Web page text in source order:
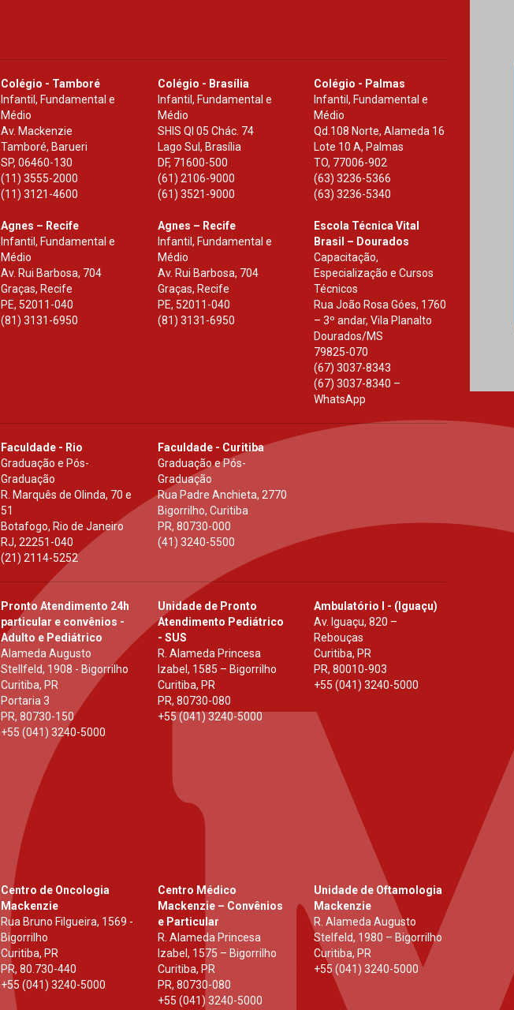
Colégio - Tamboré
Infantil, Fundamental e
Médio
Av. Mackenzie
Tamboré, Barueri
SP,06460-130
(11) 3555-2000
(11) 3121-4600
Colégio - Brasília
Infantil, Fundamental e
Médio
SHIS Ql 05 Chác. 74
Lago Sul, Brasília
DF, 71600-500
(61) 2106-9000
(61) 3521-9000
Colégio - Palmas
Infantil, Fundamental e
Médio
Qd.108 Norte, Alameda 16
Lote 10 A, Palmas
TO, 77006-902
(63) 3236-5366
(63) 3236-5340
Agnes – Recife
Infantil, Fundamental e
Médio
Av. Rui Barbosa, 704
Graças, Recife
PE, 52011-040
(81) 3131-6950
Agnes – Recife
Infantil, Fundamental e
Médio
Av. Rui Barbosa, 704
Graças, Recife
PE, 52011-040
(81) 3131-6950
Escola Técnica Vital
Brasil – Dourados
Capacitação,
Especialização e Cursos
Técnicos
Rua João Rosa Góes, 1760
– 3º andar, Vila Planalto
Dourados/MS
79825-070
(67) 3037-8343
(67) 3037-8340 –
WhatsApp
Faculdade - Rio
Graduação e Pós-
Graduação
R. Marquês de Olinda, 70 e
51
Botafogo, Rio de Janeiro
RJ,22251-040
(21) 2114-5252
Faculdade - Curitiba
Graduação e Pós-
Graduação
Rua Padre Anchieta, 2770
Bigorrilho, Curitiba
PR, 80730-000
(41) 3240-5500
Pronto Atendimento 24h
particular e convênios -
Adulto e Pediátrico
Alameda Augusto
Stellfeld, 1908 - Bigorrilho
Curitiba, PR
Portaria 3
PR,80730-150
+55 (041) 3240-5000
Unidade de Pronto
Atendimento Pediátrico
- SUS
R. Alameda Princesa
Izabel, 1585 – Bigorrilho
Curitiba, PR
PR, 80730-080
+55 (041) 3240-5000
Ambulatório I - (Iguaçu)
Av. Iguaçu, 820 –
Rebouças
Curitiba, PR
PR, 80010-903
+55 (041) 3240-5000
Centro de Oncologia
Mackenzie
Rua Bruno Filgueira, 1569 -
Bigorrilho
Curitiba, PR
PR,80.730-440
+55 (041) 3240-5000
Centro Médico
Mackenzie – Convênios
e Particular
R. Alameda Princesa
Izabel, 1575 – Bigorrilho
Curitiba, PR
PR, 80730-080
+55 (041) 3240-5000
Unidade de Oftamologia
Mackenzie
R. Alameda Augusto
Stelfeld, 1980 – Bigorrilho
Curitiba, PR
+55 (041) 3240-5000